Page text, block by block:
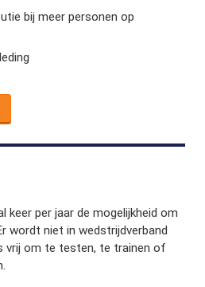
bij meer personen op
keer per jaar de mogelijkheid om
wordt niet in wedstrijdverband
vrij om te testen, te trainen of